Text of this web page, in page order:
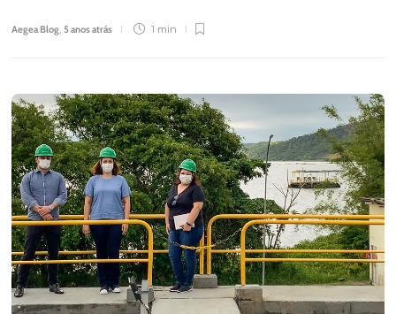
Aegea Blog,5 anos atrás 1 min